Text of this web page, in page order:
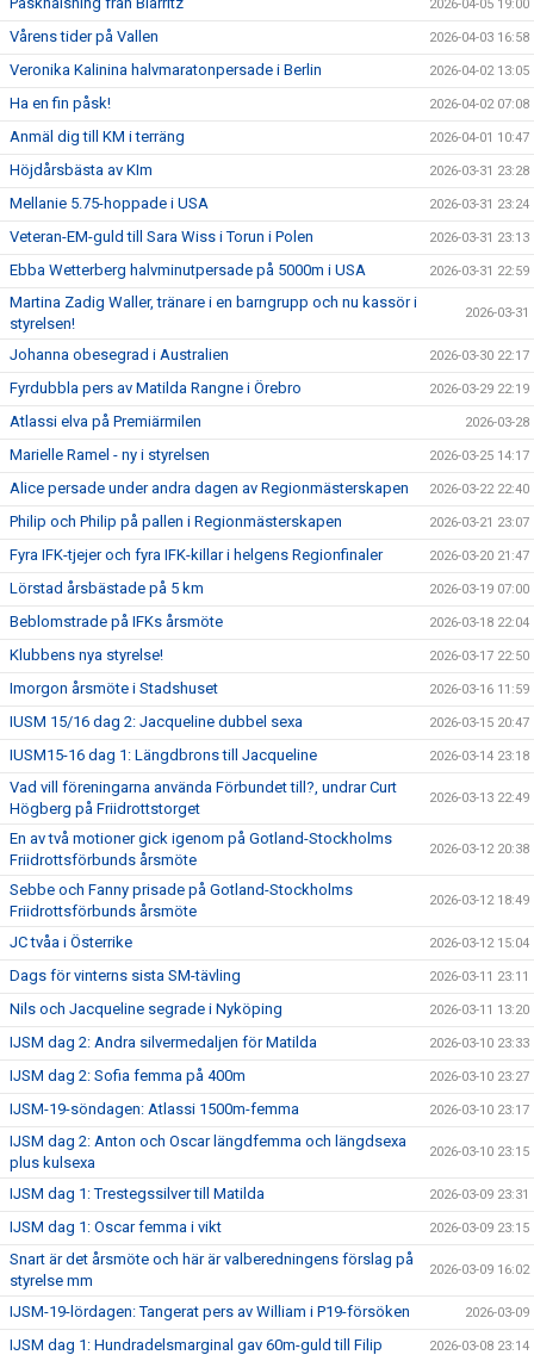
2026-04-05 19:00
Vårens tider på Vallen 2026-04-03 16:58
Veronika Kalinina halvmaratonpersade i Berlin 2026-04-02 13:05
Ha en fin påsk! 2026-04-02 07:08
Anmäl dig till KM i terräng 2026-04-01 10:47
Höjdårsbästa av KIm 2026-03-31 23:28
Mellanie 5.75-hoppade i USA 2026-03-31 23:24
Veteran-EM-guld till Sara Wiss i Torun i Polen 2026-03-31 23:13
Ebba Wetterberg halvminutpersade på 5000m i USA 2026-03-31 22:59
Martina Zadig Waller, tränare i en barngrupp och nu kassör i
styrelsen!
2026-03-31
Johanna obesegrad i Australien 2026-03-30 22:17
Fyrdubbla pers av Matilda Rangne i Örebro 2026-03-29 22:19
Atlassi elva på Premiärmilen 2026-03-28
Marielle Ramel - ny i styrelsen 2026-03-25 14:17
Alice persade under andra dagen av Regionmästerskapen 2026-03-22 22:40
Philip och Philip på pallen i Regionmästerskapen 2026-03-21 23:07
Fyra IFK-tjejer och fyra IFK-killar i helgens Regionfinaler 2026-03-20 21:47
Lörstad årsbästade på 5 km 2026-03-19 07:00
Beblomstrade på IFKs årsmöte 2026-03-18 22:04
Klubbens nya styrelse! 2026-03-17 22:50
Imorgon årsmöte i Stadshuset 2026-03-16 11:59
IUSM 15/16 dag 2: Jacqueline dubbel sexa 2026-03-15 20:47
IUSM15-16 dag 1: Längdbrons till Jacqueline 2026-03-14 23:18
Vad vill föreningarna använda Förbundet till?, undrar Curt
Högberg på Friidrottstorget
2026-03-13 22:49
En av två motioner gick igenom på Gotland-Stockholms
Friidrottsförbunds årsmöte
2026-03-12 20:38
Sebbe och Fanny prisade på Gotland-Stockholms
Friidrottsförbunds årsmöte
2026-03-12 18:49
JC tvåa i Österrike 2026-03-12 15:04
Dags för vinterns sista SM-tävling 2026-03-11 23:11
Nils och Jacqueline segrade i Nyköping 2026-03-11 13:20
IJSM dag 2: Andra silvermedaljen för Matilda 2026-03-10 23:33
IJSM dag 2: Sofia femma på 400m 2026-03-10 23:27
IJSM-19-söndagen: Atlassi 1500m-femma 2026-03-10 23:17
IJSM dag 2: Anton och Oscar längdfemma och längdsexa
plus kulsexa
2026-03-10 23:15
IJSM dag 1: Trestegssilver till Matilda 2026-03-09 23:31
IJSM dag 1: Oscar femma i vikt 2026-03-09 23:15
Snart är det årsmöte och här är valberedningens förslag på
styrelse mm
2026-03-09 16:02
IJSM-19-lördagen: Tangerat pers av William i P19-försöken 2026-03-09
IJSM dag 1: Hundradelsmarginal gav 60m-guld till Filip 2026-03-08 23:14